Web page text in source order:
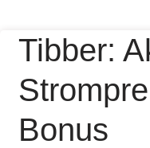
Tibber:
Bonus